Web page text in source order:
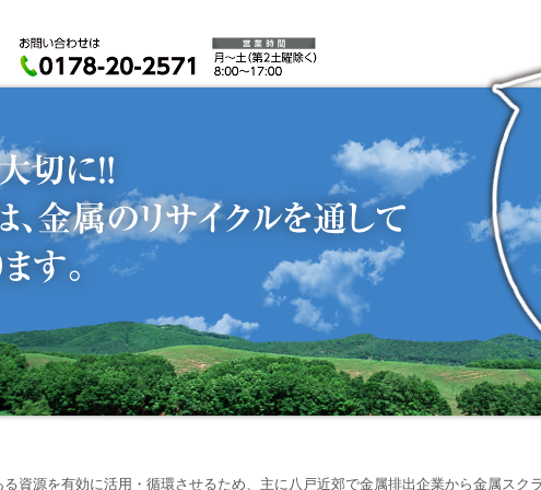
資源を有効に活用・循環させるため、主に八戸近郊で金属排出企業から金属スク